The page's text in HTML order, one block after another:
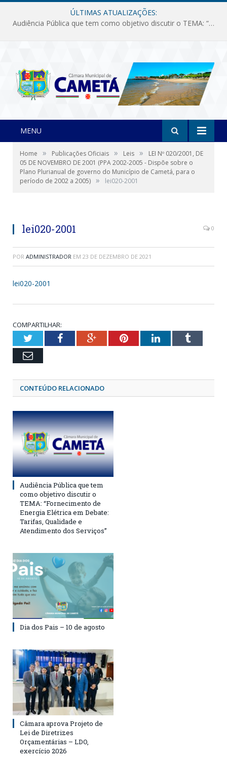
ÚLTIMAS ATUALIZAÇÕES:
Audiência Pública que tem como objetivo discutir o TEMA: “Fornecimento de Energia Elétrica em Debate: Tarifas, Qualidade e Atendimento dos Serviços”
MENU
Home » Publicações Oficiais » Leis »
LEI Nº 020/2001, DE
05 DE NOVEMBRO DE 2001 (PPA 2002-2005 - Dispõe sobre o
Plano Plurianual de governo do Município de Cametá, para o
período de 2002 a 2005) » lei020-2001
lei020-2001 0
POR ADMINISTRADOR EM 23 DE DEZEMBRO DE 2021
lei020-2001
COMPARTILHAR:
TwitterFacebookGoogle+PinterestLinkedInTumblr
Email
CONTEÚDO RELACIONADO
Audiência Pública que tem
como objetivo discutir o
TEMA: “Fornecimento de
Energia Elétrica em Debate:
Tarifas, Qualidade e
Atendimento dos Serviços”
Dia dos Pais – 10 de agosto
Câmara aprova Projeto de
Lei de Diretrizes
Orçamentárias – LDO,
exercício 2026